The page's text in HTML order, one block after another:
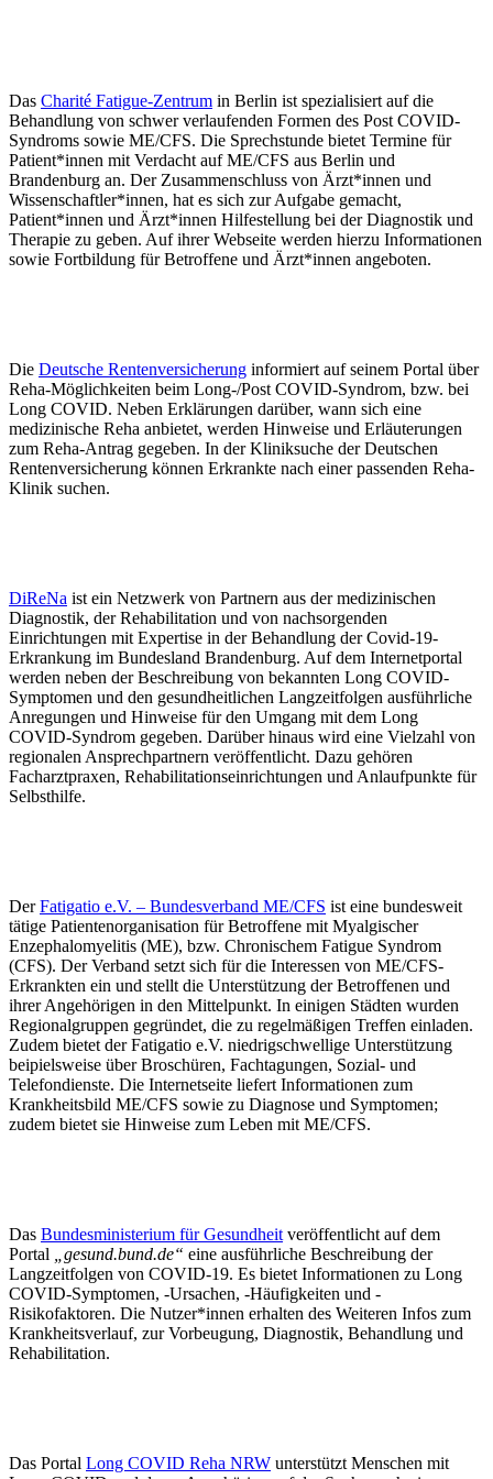
Das Charité Fatigue-Zentrum in Berlin ist spezialisiert auf die
Behandlung von schwer verlaufenden Formen des Post COVID-
Syndroms sowie ME/CFS. Die Sprechstunde bietet Termine für
Patient*innen mit Verdacht auf ME/CFS aus Berlin und
Brandenburg an. Der Zusammenschluss von Ärzt*innen und
Wissenschaftler*innen, hat es sich zur Aufgabe gemacht,
Patient*innen und Ärzt*innen Hilfestellung bei der Diagnostik und
Therapie zu geben. Auf ihrer Webseite werden hierzu Informationen
sowie Fortbildung für Betroffene und Ärzt*innen angeboten.
Die Deutsche Rentenversicherung informiert auf seinem Portal über
Reha-Möglichkeiten beim Long-/Post COVID-Syndrom, bzw. bei
Long COVID. Neben Erklärungen darüber, wann sich eine
medizinische Reha anbietet, werden Hinweise und Erläuterungen
zum Reha-Antrag gegeben. In der Kliniksuche der Deutschen
Rentenversicherung können Erkrankte nach einer passenden Reha-
Klinik suchen.
DiReNa ist ein Netzwerk von Partnern aus der medizinischen
Diagnostik, der Rehabilitation und von nachsorgenden
Einrichtungen mit Expertise in der Behandlung der Covid-19-
Erkrankung im Bundesland Brandenburg. Auf dem Internetportal
werden neben der Beschreibung von bekannten Long COVID-
Symptomen und den gesundheitlichen Langzeitfolgen ausführliche
Anregungen und Hinweise für den Umgang mit dem Long
COVID-Syndrom gegeben. Darüber hinaus wird eine Vielzahl von
regionalen Ansprechpartnern veröffentlicht. Dazu gehören
Facharztpraxen, Rehabilitationseinrichtungen und Anlaufpunkte für
Selbsthilfe.
DerFatigatio e.V. – Bundesverband ME/CFS ist eine bundesweit
tätige Patientenorganisation für Betroffene mit Myalgischer
Enzephalomyelitis (ME), bzw. Chronischem Fatigue Syndrom
(CFS). Der Verband setzt sich für die Interessen von ME/CFS-
Erkrankten ein und stellt die Unterstützung der Betroffenen und
ihrer Angehörigen in den Mittelpunkt. In einigen Städten wurden
Regionalgruppen gegründet, die zu regelmäßigen Treffen einladen.
Zudem bietet der Fatigatio e.V. niedrigschwellige Unterstützung
beipielsweise über Broschüren, Fachtagungen, Sozial- und
Telefondienste. Die Internetseite liefert Informationen zum
Krankheitsbild ME/CFS sowie zu Diagnose und Symptomen;
zudem bietet sie Hinweise zum Leben mit ME/CFS.
Das Bundesministerium für Gesundheit veröffentlicht auf dem
Portal
„gesund.bund.de“ eine ausführliche Beschreibung der
Langzeitfolgen von COVID-19. Es bietet Informationen zu Long
COVID-Symptomen, -Ursachen, -Häufigkeiten und -
Risikofaktoren. Die Nutzer*innen erhalten des Weiteren Infos zum
Krankheitsverlauf, zur Vorbeugung, Diagnostik, Behandlung und
Rehabilitation.
Das Portal Long COVID Reha NRW unterstützt Menschen mit